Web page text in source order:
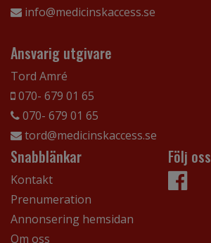
info@medicinskaccess.se
Ansvarig utgivare
Tord Amré
070- 679 01 65
070- 679 01 65
tord@medicinskaccess.se
Snabblänkar
Kontakt
Prenumeration
Annonsering hemsidan
Om oss
Följ oss